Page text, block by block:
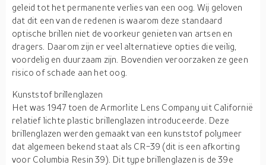
geleid tot het permanente verlies van een oog. Wij geloven
dat dit een van de redenen is waarom deze standaard
optische brillen niet de voorkeur genieten van artsen en
dragers. Daarom zijn er veel alternatieve opties die veilig,
voordelig en duurzaam zijn. Bovendien veroorzaken ze geen
risico of schade aan het oog.
Kunststof brillenglazen
Het was 1947 toen de Armorlite Lens Company uit Californië
relatief lichte plastic brillenglazen introduceerde. Deze
brillenglazen werden gemaakt van een kunststof polymeer
dat algemeen bekend staat als CR-39 (dit is een afkorting
voor Columbia Resin 39). Dit type brillenglazen is de 39e